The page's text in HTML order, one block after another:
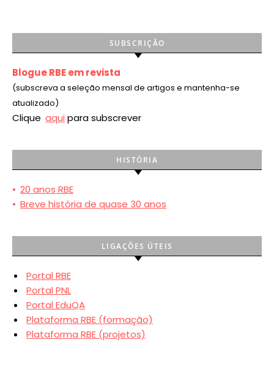
SUBSCRIÇÃO
Blogue RBE em revista
(subscreva a seleção mensal de artigos e mantenha-se
atualizado)
Clique aqui para subscrever
HISTÓRIA
• 20 anos RBE
• Breve história de quase 30 anos
LIGAÇÕES ÚTEIS
Portal RBE
Portal PNL
Portal EduQA
Plataforma RBE (formação)
Plataforma RBE (projetos)